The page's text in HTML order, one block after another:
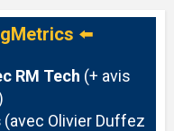
⬅️
RM Tech (+ avis
(avec Olivier Duffez